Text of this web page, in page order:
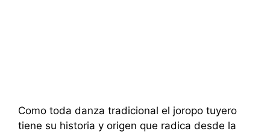
Como toda danza tradicional el joropo tuyero
tiene su historia y origen que radica desde la